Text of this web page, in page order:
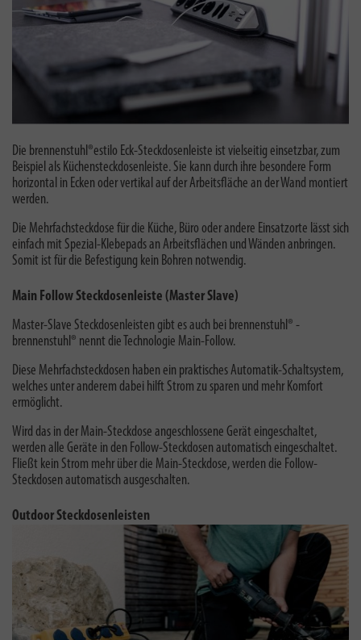
Die brennenstuhl®estilo Eck-Steckdosenleiste ist vielseitig einsetzbar, zum
Beispiel als Küchensteckdosenleiste. Sie kann durch ihre besondere Form
horizontal in Ecken oder vertikal auf der Arbeitsfläche an der Wand montiert
werden.
Die Mehrfachsteckdose für die Küche, Büro oder andere Einsatzorte lässt sich
einfach mit Spezial-Klebepads an Arbeitsflächen und Wänden anbringen.
Somit ist für die Befestigung kein Bohren notwendig.
Main Follow Steckdosenleiste (Master Slave)
Master-Slave Steckdosenleisten gibt es auch bei brennenstuhl® -
brennenstuhl® nennt die Technologie Main-Follow.
Diese Mehrfachsteckdosen haben ein praktisches Automatik-Schaltsystem,
welches unter anderem dabei hilft Strom zu sparen und mehr Komfort
ermöglicht.
Wird das in der Main-Steckdose angeschlossene Gerät eingeschaltet,
werden alle Geräte in den Follow-Steckdosen automatisch eingeschaltet.
Fließt kein Strom mehr über die Main-Steckdose, werden die Follow-
Steckdosen automatisch ausgeschalten.
Outdoor Steckdosenleisten